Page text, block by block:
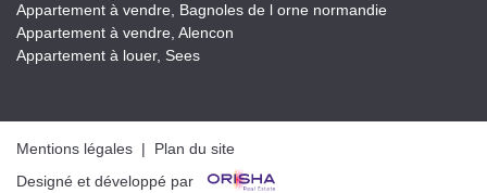
Appartement à vendre, Bagnoles de l orne normandie
Appartement à vendre, Alencon
Appartement à louer, Sees
Mentions légales | Plan du site
Designé et développé par